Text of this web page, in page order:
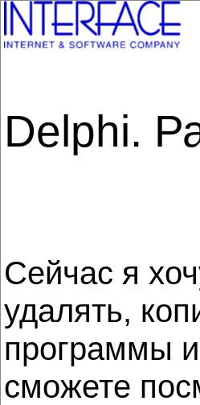
Delphi.
Сейчас я
удалять,
программы и
сможете